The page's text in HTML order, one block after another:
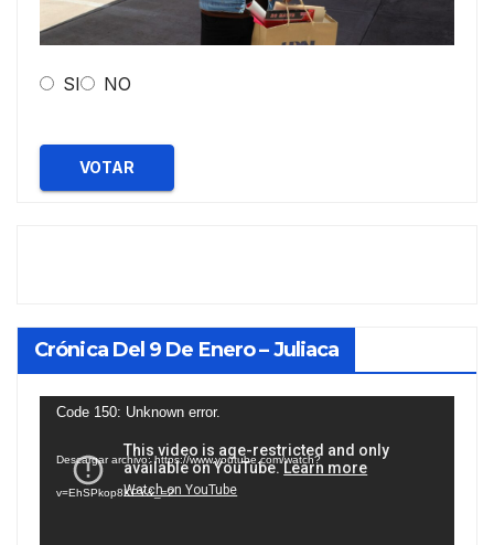
SI NO
VOTAR
Crónica Del 9 De Enero – Juliaca
Reproductor
vídeo
Code 150: Unknown error.
Descargar archivo: https://www.youtube.com/watch?
v=EhSPkop8KPY&_=2